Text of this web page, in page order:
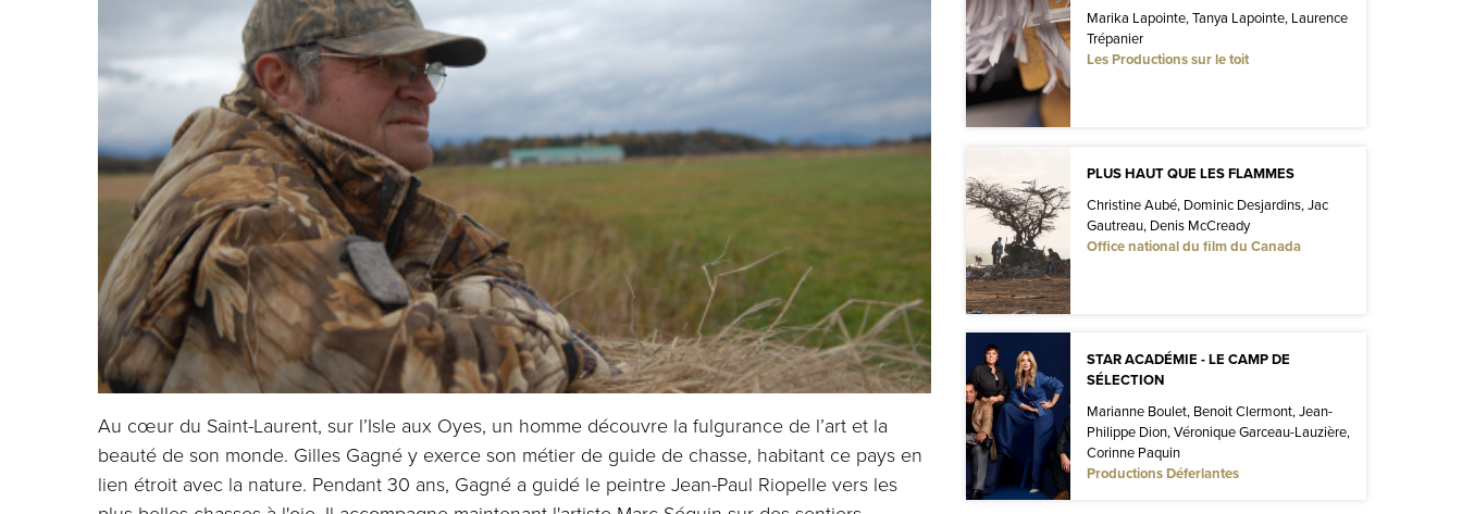
Au cœur du Saint-Laurent, sur l’Isle aux Oyes, un homme découvre la fulgurance de l’art et la
beauté de son monde. Gilles Gagné y exerce son métier de guide de chasse, habitant ce pays en
lien étroit avec la nature. Pendant 30 ans, Gagné a guidé le peintre Jean-Paul Riopelle vers les
Marika Lapointe, Tanya Lapointe, Laurence
Trépanier
Les Productions sur le toit
PLUS HAUT QUE LES FLAMMES
Christine Aubé, Dominic Desjardins, Jac
Gautreau, Denis McCready
Office national du film du Canada
STAR ACADÉMIE - LE CAMP DE
SÉLECTION
Marianne Boulet, Benoit Clermont, Jean-
Philippe Dion, Véronique Garceau-Lauzière,
Corinne Paquin
Productions Déferlantes